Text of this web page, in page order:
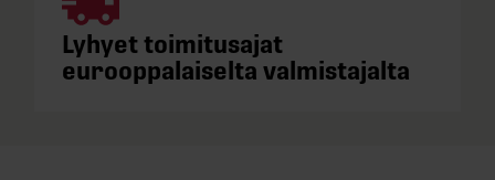
Lyhyet toimitusajat
eurooppalaiselta valmistajalta